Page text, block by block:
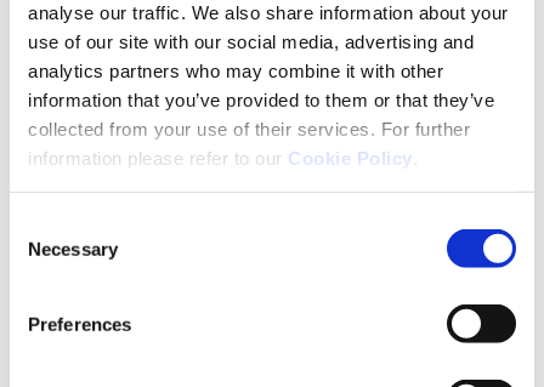
analyse our traffic. We also share information about your
use of our site with our social media, advertising and
analytics partners who may combine it with other
information that you’ve provided to them or that they’ve
collected from your use of their services. For further
information please refer to our Cookie Policy
Selection
Necessary
Preferences